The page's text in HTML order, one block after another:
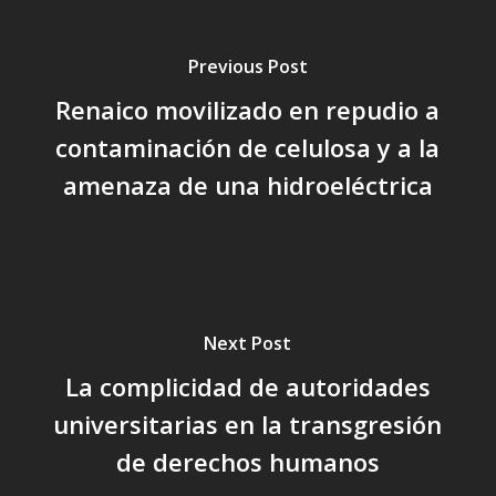
Previous Post
Renaico movilizado en repudio a
contaminación de celulosa y a la
amenaza de una hidroeléctrica
Next Post
La complicidad de autoridades
universitarias en la transgresión
de derechos humanos